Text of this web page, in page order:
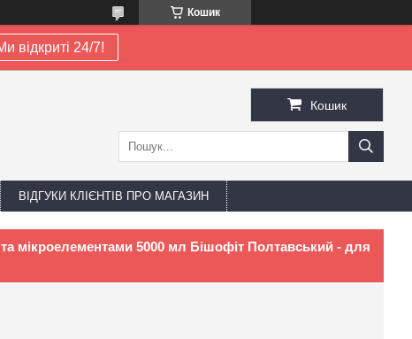
Кошик
відкриті 24/7!
Кошик
ВІДГУКИ КЛІЄНТІВ ПРО МАГАЗИН
мікроелементами 5000 мл Бішофіт Полтавський - для